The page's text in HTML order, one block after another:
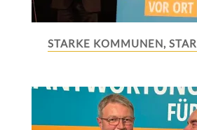
STARKE KOMMUNEN,